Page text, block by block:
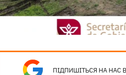
ПІДПИШІТЬСЯ НА НАС В